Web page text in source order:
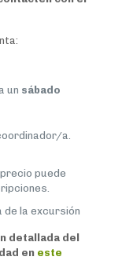
un sábado
a.
puede
de la excursión
detallada del
en este